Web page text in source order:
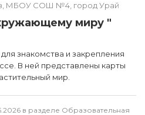
МБОУ СОШ №4, город Урай
миру "
знакомства и закрепления
В ней представлены карты
мир.
в разделе Образовательная